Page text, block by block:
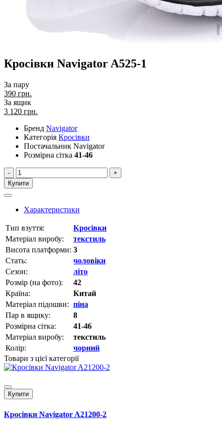
Кросівки Navigator A525-1
За пару
390 грн.
За ящик
3 120 грн.
Бренд Navigator
Категорія Кросівки
Постачальник Navigator
Розмірна сітка 41-46
-
+
Купити
Характеристики
Тип взуття:
Кросівки
Матеріал виробу:
текстиль
Висота платформи: 3
Стать:
чоловіки
Сезон:
літо
Розмір (на фото):
42
Країна:
Китай
Матеріал підошви: піна
Пар в ящику:
8
Розмірна сітка:
41-46
Матеріал виробу:
текстиль
Колір:
чорний
Товари з цієї категорії
Купити
Кросівки Navigator A21200-2